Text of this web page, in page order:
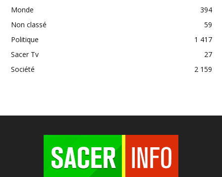
Monde
394
Non classé
59
Politique
1 417
Sacer Tv
27
Société
2 159